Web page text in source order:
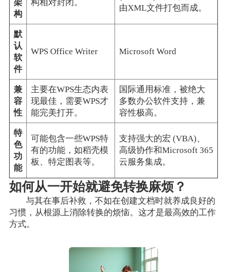
架
构
构相对封闭。
由XML文件打包而成。
默
认
软
件
WPS Office Writer Microsoft Word
兼
容
性
主要在WPS生态内表
现最佳，需要WPS才
能完美打开。
国际通用标准，被绝大
多数办公软件支持，兼
容性极高。
特
色
功
能
可能包含一些WPS特
有的功能，如稻壳模
板、特定图表等。
支持强大的宏 (VBA)、
高级协作和Microsoft 365
云服务集成。
如何从一开始就避免转换麻烦？
与其在事后补救，不如在创建文档时就养成良好的
习惯，从根源上消除转换的烦恼。这才是最高效的工作
方式。